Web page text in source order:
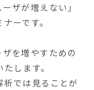
ザが増えない」
ーです。
を増やすための
します。
析では見ることが